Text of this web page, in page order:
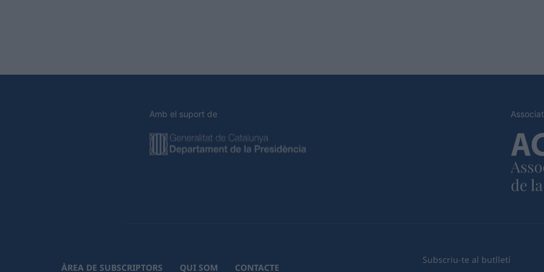
Amb el suport de
ÀREA DE SUBSCRIPTORS QUI SOM CONTACTE
Subscriu-te al butlletí